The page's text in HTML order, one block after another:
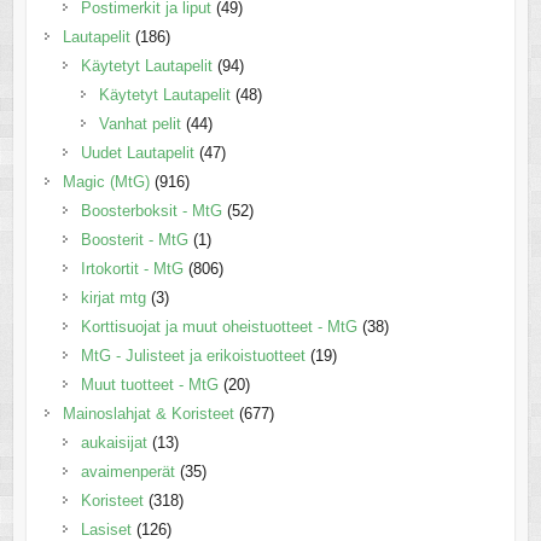
Postimerkit ja liput (49)
Lautapelit (186)
Käytetyt Lautapelit (94)
Käytetyt Lautapelit (48)
Vanhat pelit (44)
Uudet Lautapelit (47)
Magic (MtG) (916)
Boosterboksit - MtG (52)
Boosterit - MtG (1)
Irtokortit - MtG (806)
kirjat mtg (3)
Korttisuojat ja muut oheistuotteet - MtG (38)
MtG - Julisteet ja erikoistuotteet (19)
Muut tuotteet - MtG (20)
Mainoslahjat & Koristeet (677)
aukaisijat (13)
avaimenperät (35)
Koristeet (318)
Lasiset (126)